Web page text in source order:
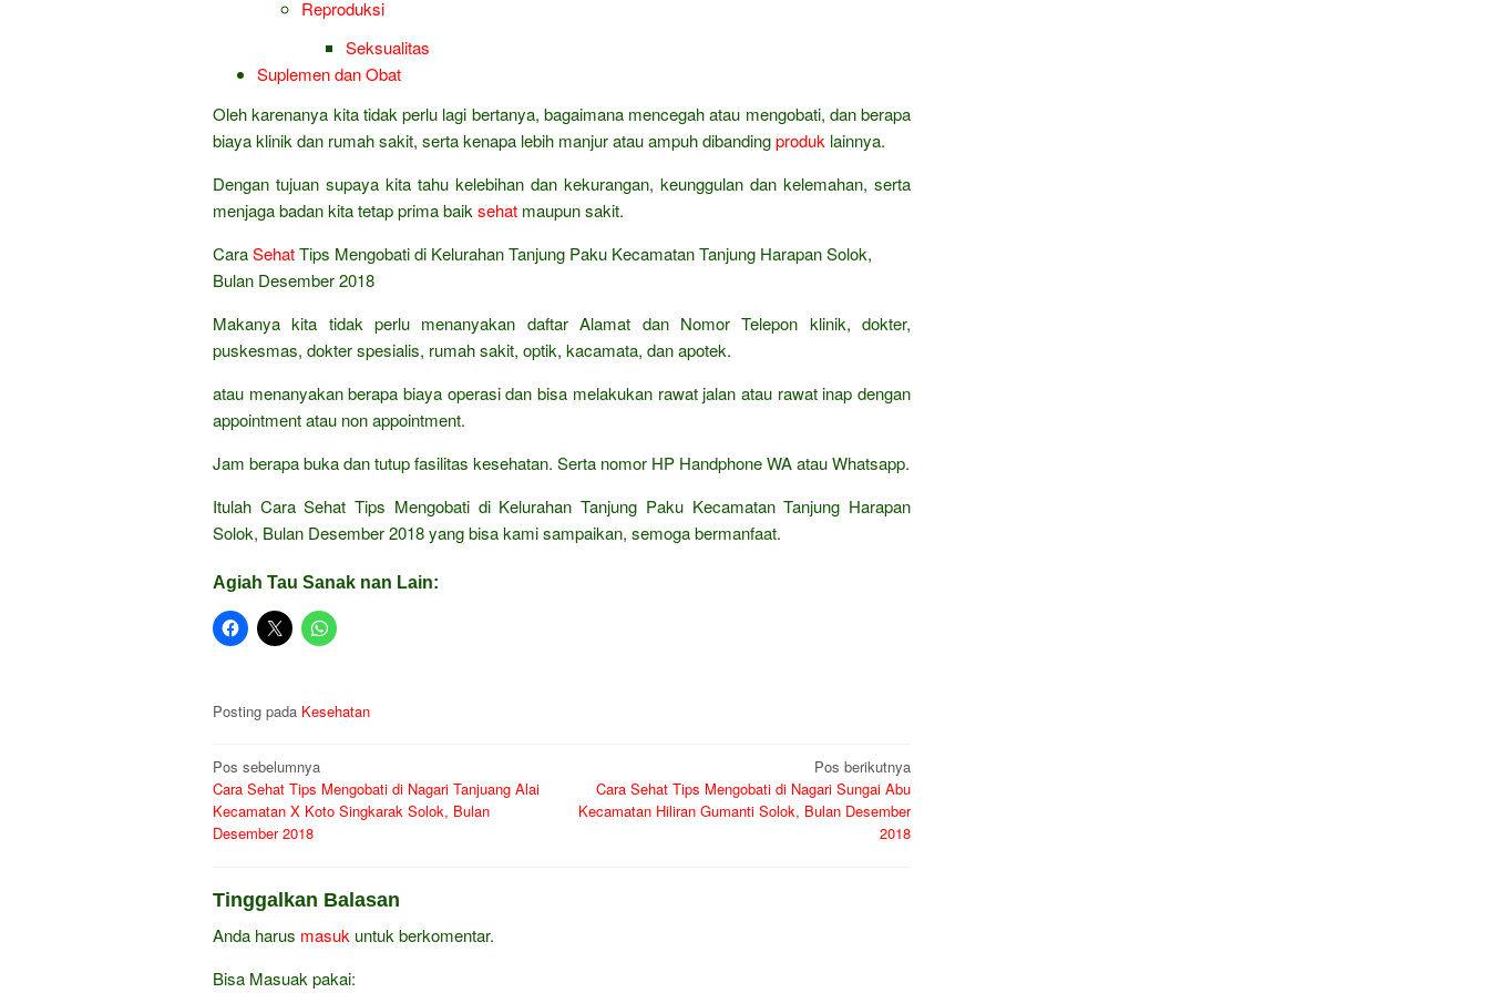
Reproduksi
Seksualitas
Suplemen dan Obat
Oleh karenanya kita tidak perlu lagi bertanya, bagaimana mencegah atau mengobati, dan berapa
biaya klinik dan rumah sakit, serta kenapa lebih manjur atau ampuh dibandingproduk lainnya.
Dengan tujuan supaya kita tahu kelebihan dan kekurangan, keunggulan dan kelemahan, serta
menjaga badan kita tetap prima baik sehat maupun sakit.
CaraSehatTips Mengobati di Kelurahan Tanjung Paku Kecamatan Tanjung Harapan Solok,
Bulan Desember 2018
Makanya kita tidak perlu menanyakan daftar Alamat dan Nomor Telepon klinik, dokter,
puskesmas, dokter spesialis, rumah sakit, optik, kacamata, dan apotek.
atau menanyakan berapa biaya operasi dan bisa melakukan rawat jalan atau rawat inap dengan
appointment atau non appointment.
Jam berapa buka dan tutup fasilitas kesehatan. Serta nomor HP Handphone WA atau Whatsapp.
Itulah Cara Sehat Tips Mengobati di Kelurahan Tanjung Paku Kecamatan Tanjung Harapan
Solok, Bulan Desember 2018 yang bisa kami sampaikan, semoga bermanfaat.
Agiah Tau Sanak nan Lain:
Posting pada Kesehatan
Navigasi
pos
Pos sebelumnya
Cara Sehat Tips Mengobati di Nagari Tanjuang Alai
Kecamatan X Koto Singkarak Solok, Bulan
Desember 2018
Pos berikutnya
Cara Sehat Tips Mengobati di Nagari Sungai Abu
Kecamatan Hiliran Gumanti Solok, Bulan Desember
2018
Tinggalkan Balasan
Anda harus masuk untuk berkomentar.
Bisa Masuak pakai: